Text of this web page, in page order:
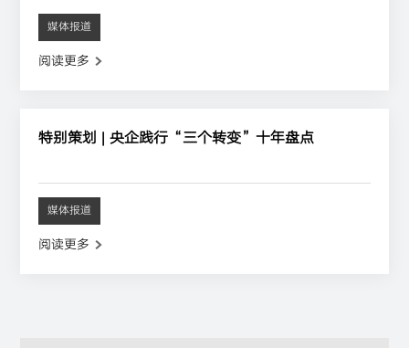
媒体报道
阅读更多
特别策划 | 央企践行“三个转变”十年盘点
媒体报道
阅读更多